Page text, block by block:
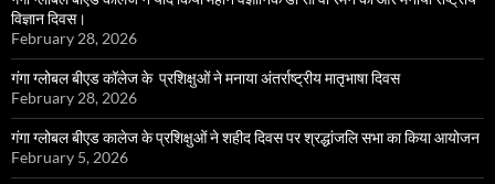
विज्ञान दिवस।
February 28, 2026
गंगा ग्लोबल बीएड कॉलेज के प्रशिक्षुओं ने मनाया अंतर्राष्ट्रीय मातृभाषा दिवस
February 28, 2026
गंगा ग्लोबल बीएड कालेज के प्रशिक्षुओं ने शहीद दिवस पर श्रद्धांजलि सभा का किया आयोजन
February 5, 2026